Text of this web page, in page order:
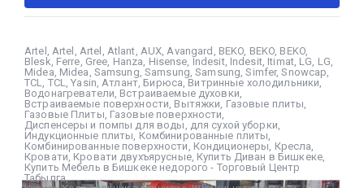
Artel Artel Artel Atlant AUX Avangard BEKO BEKO BEKO,
Blesk Ferre Gree Hanza Hisense Indesit, Indesit, Itimat, LG LG
Midea Midea Samsung ,Samsung ,Samsung ,Simfer,Snowcap
TCL
TCL ,Yasin Атлант ,Бирюса ,Витринные холодильники ,
Водонагреватели Встраиваемые духовки
Встраиваемые поверхности Вытяжки Газовые плиты
Газовые Плиты Газовые поверхности
Диспенсеры и помпы для воды
для сухой уборки
Индукционные плиты Комбинированные плиты
Комбинированные поверхности Кондиционеры Кресла
Кровати, Кровати двухъярусные, Купить Диван в Бишкеке,
Купить Мебель в Бишкеке недорого - Торговый Центр
Табылга,